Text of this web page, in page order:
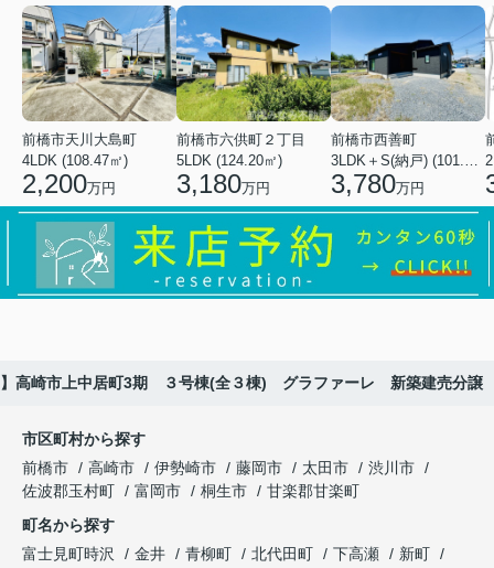
前橋市天川大島町
4LDK (108.47㎡)
2,200万円
前橋市六供町２丁目
5LDK (124.20㎡)
3,180万円
前橋市西善町
3,780万円
高崎市上中居町3期 ３号棟(全３棟) グラファーレ 新築建売分譲
市区町村から探す
前橋市
高崎市 伊勢崎市 藤岡市 太田市
渋川市
佐波郡玉村町
富岡市 桐生市
甘楽郡甘楽町
町名から探す
富士見町時沢
金井 青柳町 北代田町 下高瀬
新町